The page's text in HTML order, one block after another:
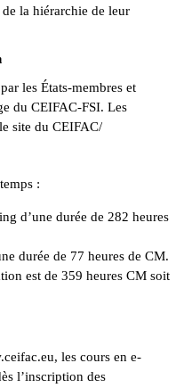
la hiérarchie de leur
les États-membres et
du CEIFAC-FSI. Les
site du CEIFAC/
:
d’une durée de 282 heures
durée de 77 heures de CM.
est de 359 heures CM soit
les cours en e-
l’inscription des